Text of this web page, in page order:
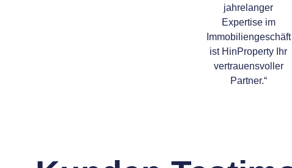
jahrelanger
Expertise im
Immobiliengeschäft
ist HinProperty Ihr
vertrauensvoller
Partner.“